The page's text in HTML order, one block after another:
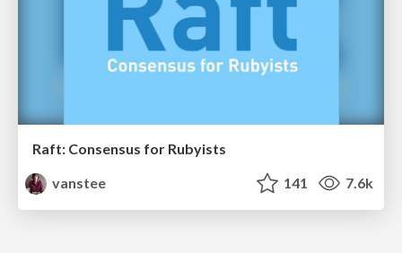
Raft: Consensus for Rubyists
vanstee
141 7.6k